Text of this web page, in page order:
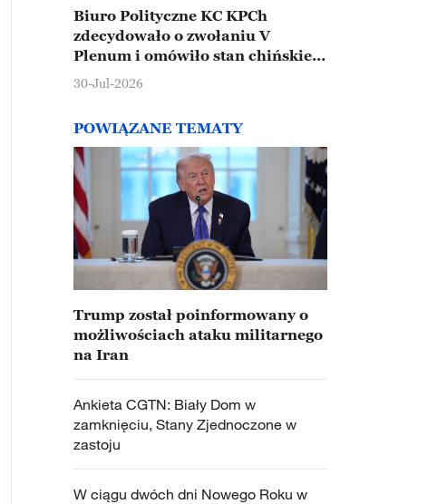
Biuro Polityczne KC KPCh
zdecydowało o zwołaniu V
Plenum i omówiło stan chińskiej
gospodarki
30-Jul-2026
POWIĄZANE TEMATY
Trump został poinformowany o
możliwościach ataku militarnego
na Iran
Ankieta CGTN: Biały Dom w
zamknięciu, Stany Zjednoczone w
zastoju
W ciągu dwóch dni Nowego Roku w